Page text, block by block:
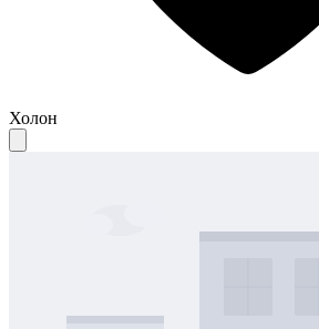
Холон